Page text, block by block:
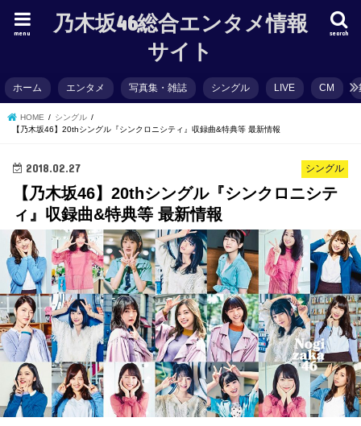
乃木坂46総合エンタメ情報
サイト
search
menu
ホーム エンタメ 写真集・雑誌 シングル LIVE CM
HOME
シングル
【乃木坂46】20thシングル『シンクロニシティ』収録曲&特典等 最新情報
シングル
2018.02.27
【乃木坂46】20thシングル『シンクロニシテ
ィ』収録曲&特典等 最新情報